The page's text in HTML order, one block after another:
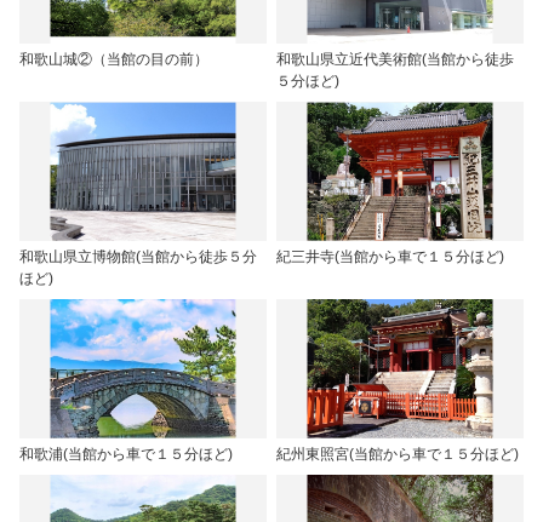
和歌山城②（当館の目の前）
和歌山県立近代美術館(当館から徒歩
５分ほど)
和歌山県立博物館(当館から徒歩５分
ほど)
紀三井寺(当館から車で１５分ほど)
和歌浦(当館から車で１５分ほど) 紀州東照宮(当館から車で１５分ほど)